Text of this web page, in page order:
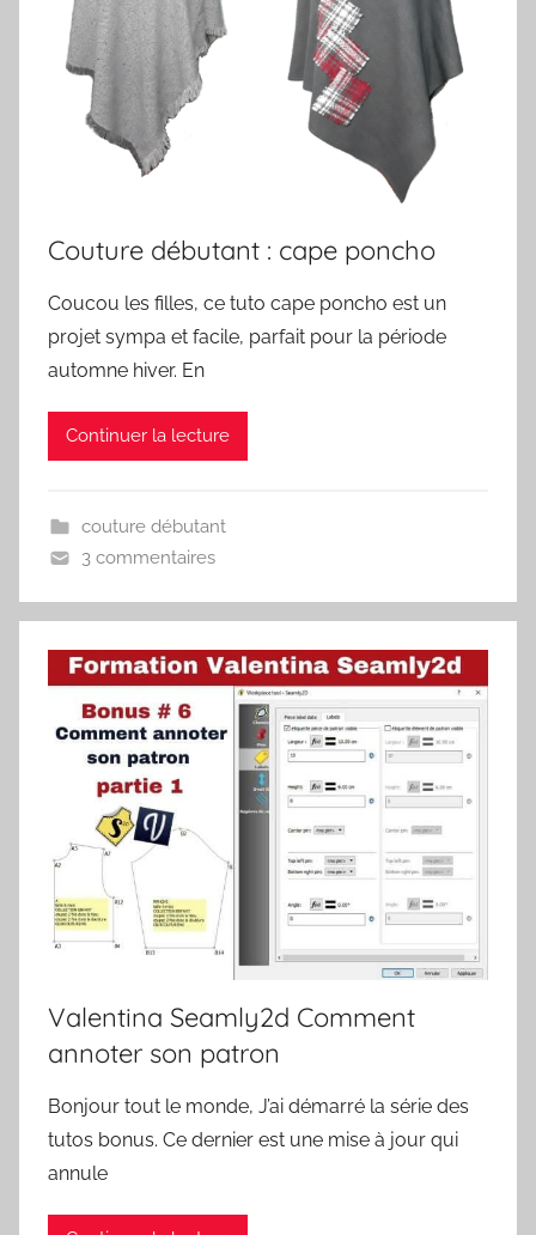
Couture débutant : cape poncho
Coucou les filles, ce tuto cape poncho est un
projet sympa et facile, parfait pour la période
automne hiver. En
Continuer la lecture
couture débutant
3 commentaires
Valentina Seamly2d Comment
annoter son patron
Bonjour tout le monde, J’ai démarré la série des
tutos bonus. Ce dernier est une mise à jour qui
annule